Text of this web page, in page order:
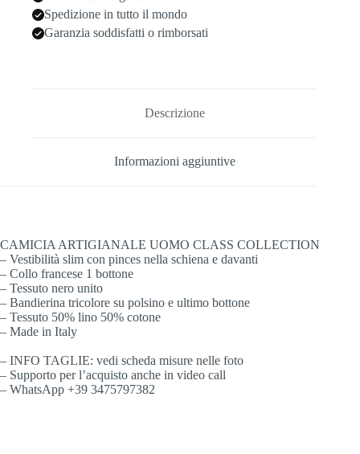
Spedizione in tutto il mondo
Garanzia soddisfatti o rimborsati
Descrizione
Informazioni aggiuntive
CAMICIA ARTIGIANALE UOMO CLASS COLLECTION
– Vestibilità slim con pinces nella schiena e davanti
– Collo francese 1 bottone
– Tessuto nero unito
– Bandierina tricolore su polsino e ultimo bottone
– Tessuto 50% lino 50% cotone
– Made in Italy
– INFO TAGLIE: vedi scheda misure nelle foto
– Supporto per l’acquisto anche in video call
– WhatsApp +39 3475797382